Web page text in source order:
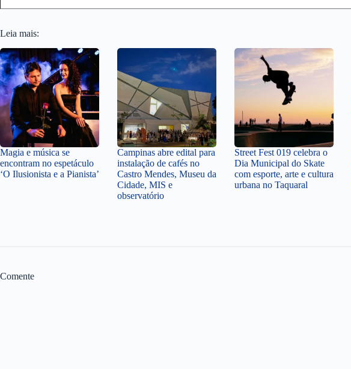
Leia mais:
Magia e música se
encontram no espetáculo
‘O Ilusionista e a Pianista’
Campinas abre edital para
instalação de cafés no
Castro Mendes, Museu da
Cidade, MIS e
observatório
Street Fest 019 celebra o
Dia Municipal do Skate
com esporte, arte e cultura
urbana no Taquaral
Comente